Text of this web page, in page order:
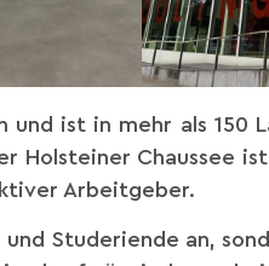
ist in mehr als 150
Holsteiner Chaussee
Arbeitgeber.
Studeriende an,